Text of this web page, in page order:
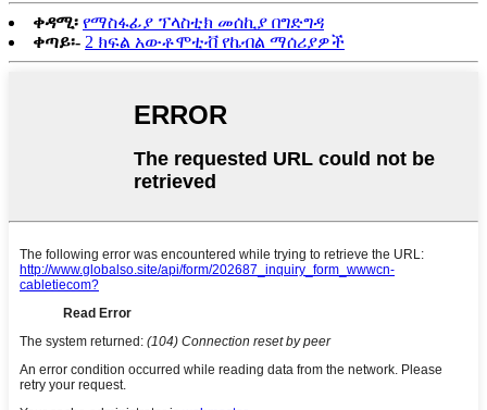
ቀዳሚ፡ የማስፋፊያ ፕላስቲክ መሰኪያ በግድግዳ
ቀጣይ፡- 2 ክፍል አውቶሞቲቭ የኬብል ማሰሪያዎች